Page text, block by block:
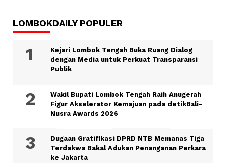
LOMBOKDAILY POPULER
Kejari Lombok Tengah Buka Ruang Dialog
dengan Media untuk Perkuat Transparansi
Publik
Wakil Bupati Lombok Tengah Raih Anugerah
Figur Akselerator Kemajuan pada detikBali-
Nusra Awards 2026
Dugaan Gratifikasi DPRD NTB Memanas Tiga
Terdakwa Bakal Adukan Penanganan Perkara
ke Jakarta